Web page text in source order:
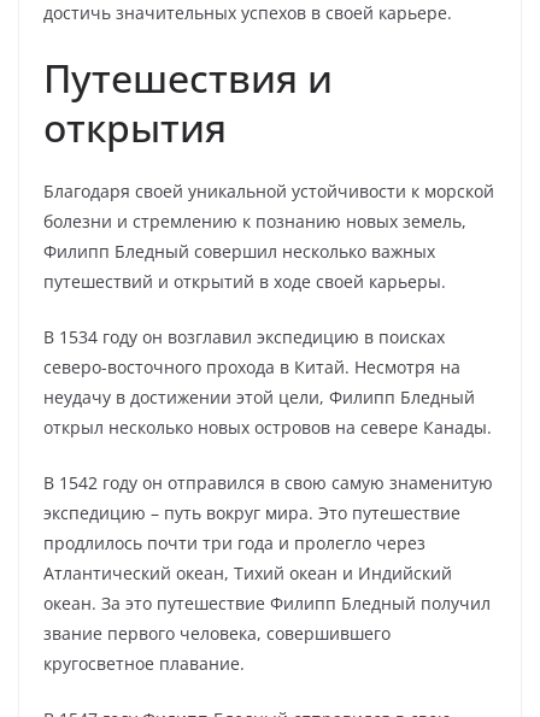
достичь значительных успехов в своей карьере.
Путешествия и
открытия
Благодаря своей уникальной устойчивости к морской
болезни и стремлению к познанию новых земель,
Филипп Бледный совершил несколько важных
путешествий и открытий в ходе своей карьеры.
В 1534 году он возглавил экспедицию в поисках
северо-восточного прохода в Китай. Несмотря на
неудачу в достижении этой цели, Филипп Бледный
открыл несколько новых островов на севере Канады.
В 1542 году он отправился в свою самую знаменитую
экспедицию – путь вокруг мира. Это путешествие
продлилось почти три года и пролегло через
Атлантический океан, Тихий океан и Индийский
океан. За это путешествие Филипп Бледный получил
звание первого человека, совершившего
кругосветное плавание.